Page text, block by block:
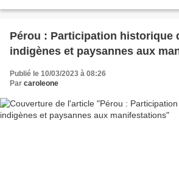
Pérou : Participation historique
indigènes et paysannes aux
Publié le 10/03/2023 à 08:26
Par caroleone